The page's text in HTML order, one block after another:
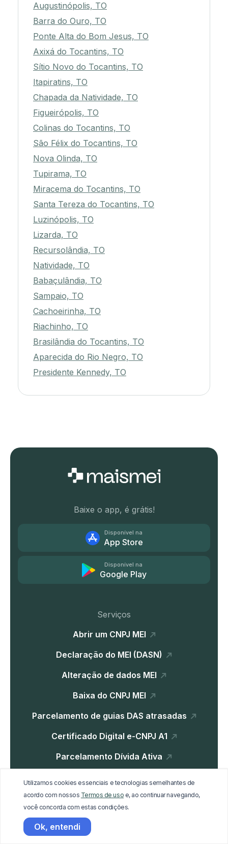
Augustinópolis, TO
Barra do Ouro, TO
Ponte Alta do Bom Jesus, TO
Axixá do Tocantins, TO
Sítio Novo do Tocantins, TO
Itapiratins, TO
Chapada da Natividade, TO
Figueirópolis, TO
Colinas do Tocantins, TO
São Félix do Tocantins, TO
Nova Olinda, TO
Tupirama, TO
Miracema do Tocantins, TO
Santa Tereza do Tocantins, TO
Luzinópolis, TO
Lizarda, TO
Recursolândia, TO
Natividade, TO
Babaçulândia, TO
Sampaio, TO
Cachoeirinha, TO
Riachinho, TO
Brasilândia do Tocantins, TO
Aparecida do Rio Negro, TO
Presidente Kennedy, TO
Baixe o app, é grátis!
Disponível na
App Store
Disponível na
Google Play
Serviços
Abrir um CNPJ MEI
Declaração do MEI (DASN)
Alteração de dados MEI
Baixa do CNPJ MEI
Parcelamento de guias DAS atrasadas
Certificado Digital e-CNPJ A1
Parcelamento Dívida Ativa
Institucional
Home
Utilizamos cookies essenciais e tecnologias semelhantes de
acordo com nossos Termos de uso e, ao continuar navegando,
você concorda com estas condições.
Ok, entendi